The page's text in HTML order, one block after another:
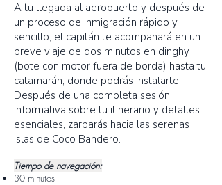
A tu llegada al aeropuerto y después de
un proceso de inmigración rápido y
sencillo, el capitán te acompañará en un
breve viaje de dos minutos en dinghy
(bote con motor fuera de borda) hasta tu
catamarán, donde podrás instalarte.
Después de una completa sesión
informativa sobre tu itinerario y detalles
esenciales, zarparás hacia las serenas
islas de Coco Bandero.
Tiempo de navegación:
30 minutos